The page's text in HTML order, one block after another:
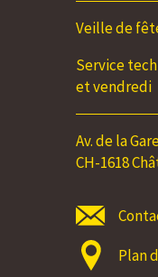
Veille de
Service
et vendredi
Av. de la
CH-1618
Plan